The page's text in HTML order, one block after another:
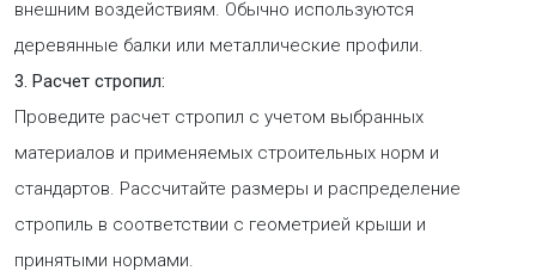
внешним воздействиям. Обычно используются
деревянные балки или металлические профили.
3. Расчет стропил:
Проведите расчет стропил с учетом выбранных
материалов и применяемых строительных норм и
стандартов. Рассчитайте размеры и распределение
стропиль в соответствии с геометрией крыши и
принятыми нормами.